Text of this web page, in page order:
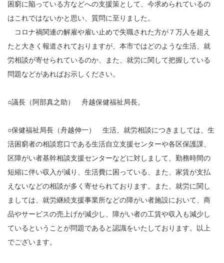
困窮に陥っている方などへの支援策として、今求められているの
はこれではないかと思い、質問に至りました。
コロナ禍関連の解雇や雇い止めで失職された方が７万人を超え
たと大きく報道されておりますが、本市ではどのような生活、就
労相談が寄せられているのか、また、就労に関して把握している
問題などがあればお示しください。
○議長（阿部真之助） 舟越保健福祉局長。
○保健福祉局長（舟越伸一） 生活、就労相談につきましては、生
活困窮者の相談窓口である生活自立支援センターや各区保護課、
区障がい者基幹相談支援センターなどに対しまして、勤務時間の
短縮に伴い収入が減り、生活費に困っている、また、家賃が支払
えないなどの相談が多く寄せられております。また、就労に関し
ましては、就労継続支援事業所などの障がい者施設において、商
品やサービスの売上げが減少し、障がい者の工賃や収入も減少し
ているということが問題であると認識をいたしております。以上
でございます。